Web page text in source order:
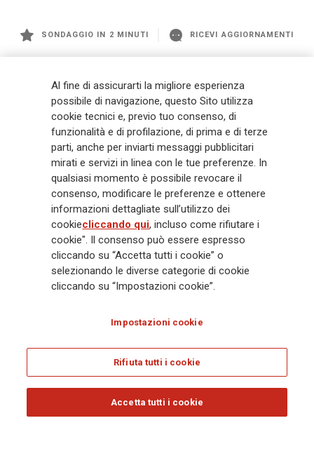
SONDAGGIO IN 2 MINUTI RICEVI AGGIORNAMENTI
management a livello globale, con premi complessivi pari a € 98,1
miliardi e € 900 miliardi di AUM nel 2025. Fondato nel 1831, con oltre 88
mila dipendenti e 163 mila agenti che servono 75 milioni di clienti, il
Gruppo ha una posizione di leadership in Europa e una presenza
crescente in Asia e America. Al centro della strategia di Generali c'è il suo
impegno Lifetime Partner verso i clienti, realizzato attraverso soluzioni
innovative e personalizzate, un'esperienza cliente di prima classe e le sue
capacità di distribuzione globale digitalizzata. Il Gruppo ha
completamente integrato la sostenibilità in tutte le scelte strategiche, con
l'obiettivo di creare valore per tutti gli stakeholder mentre costruisce una
società più equa e resiliente.
Legal Info Cookie Policy Privacy & GDPR
Al fine di assicurarti la migliore esperienza
possibile di navigazione, questo Sito utilizza
cookie tecnici e, previo tuo consenso, di
funzionalità e di profilazione, di prima e di terze
parti, anche per inviarti messaggi pubblicitari
mirati e servizi in linea con le tue preferenze. In
qualsiasi momento è possibile revocare il
consenso, modificare le preferenze e ottenere
informazioni dettagliate sull’utilizzo dei
cookiecliccando qui, incluso come rifiutare i
cookie". Il consenso può essere espresso
cliccando su “Accetta tutti i cookie” o
selezionando le diverse categorie di cookie
cliccando su “Impostazioni cookie”.
Impostazioni cookie
Rifiuta tutti i cookie
Accetta tutti i cookie